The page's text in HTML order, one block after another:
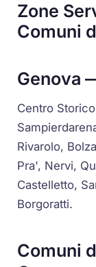
Zone
Comuni
Genova
Centro
Rivarolo,
Pra', Nervi,
Castelletto,
Borgoratti.
Comuni